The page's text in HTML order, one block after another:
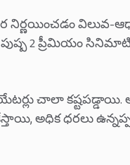
నిర్ణయించడం విలువ-
2 ప్రీమియం
చాలా కష్టపడ్డాయి.
అధిక ధరలు